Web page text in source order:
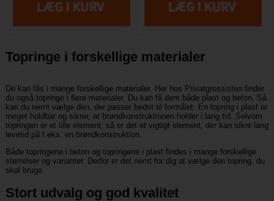
Topringe i forskellige materialer
De kan fås i mange forskellige materialer. Her hos Privatgrossisten finder
du også topringe i flere materialer. Du kan få dem både plast og beton. Så
kan du nemt vælge den, der passer bedst til formålet. En topring i plast er
meget holdbar og sikrer, at brøndkonstruktionen holder i lang tid. Selvom
topringen er et lille element, så er det et vigtigt element, der kan sikre lang
levetid på f.eks. en brøndkonstruktion.
Både topringene i beton og topringene i plast findes i mange forskellige
størrelser og varianter. Derfor er det nemt for dig at vælge den topring, du
skal bruge.
Stort udvalg og god kvalitet